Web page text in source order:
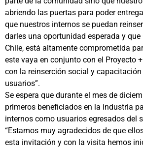
abriendo las puertas para poder
que nuestros internos se puedan
darles una oportunidad esperada y que
Chile, está altamente comprometida
este vaya en conjunto con el Proyecto
con la reinserción social y
usuarios”.
Se espera que durante el mes de
primeros beneficiados en la industria
internos como usuarios egresados del
“Estamos muy agradecidos de que
esta invitación y con la visita hemos